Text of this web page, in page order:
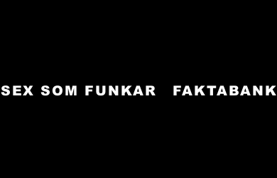
SEX SOM FUNKAR FAKTABANK